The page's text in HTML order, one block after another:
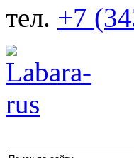
тел. +7